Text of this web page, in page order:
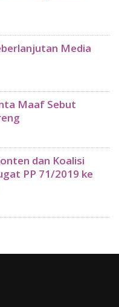
Media
Maaf Sebut
dan Koalisi
PP 71/2019 ke